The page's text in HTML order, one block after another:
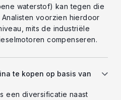
waterstof) kan tegen die
voorzien hierdoor
mits de industriële
compenseren.
te kopen op basis van
een diversificatie naast